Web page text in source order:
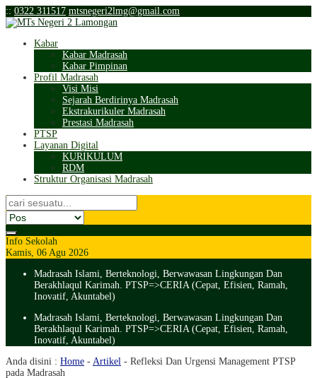
:: 0322 311517 mtsnegeri2lmg@gmail.com
Kabar
Kabar Madrasah
Kabar Pimpinan
Profil Madrasah
Visi Misi
Sejarah Berdirinya Madrasah
Ekstrakurikuler Madrasah
Prestasi Madrasah
PTSP
Layanan Digital
KURIKULUM
RDM
Struktur Organisasi Madrasah
Info Sekolah
Kamis, 06 Agu 2026
Madrasah Islami, Berteknologi, Berwawasan Lingkungan Dan
Berakhlaqul Karimah. PTSP=>CERIA (Cepat, Efisien, Ramah,
Inovatif, Akuntabel)
Madrasah Islami, Berteknologi, Berwawasan Lingkungan Dan
Berakhlaqul Karimah. PTSP=>CERIA (Cepat, Efisien, Ramah,
Inovatif, Akuntabel)
Anda disini : Home - Artikel - Refleksi Dan Urgensi Management PTSP
pada Madrasah